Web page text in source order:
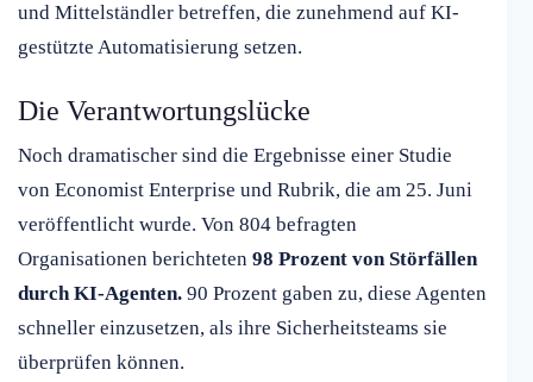
und Mittelständler betreffen, die zunehmend auf KI-
gestützte Automatisierung setzen.
Die Verantwortungslücke
Noch dramatischer sind die Ergebnisse einer Studie
von Economist Enterprise und Rubrik, die am 25. Juni
veröffentlicht wurde. Von 804 befragten
Organisationen berichteten 98 Prozent von Störfällen
durch KI-Agenten. 90 Prozent gaben zu, diese Agenten
schneller einzusetzen, als ihre Sicherheitsteams sie
überprüfen können.